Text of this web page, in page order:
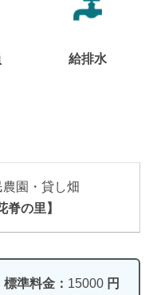
給排水
園・貸し畑
脊の里】
標準料金： 15000 円